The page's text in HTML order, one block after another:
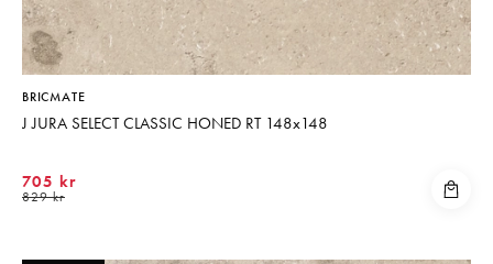
BRICMATE
J JURA SELECT CLASSIC HONED RT 148x148
705 kr
829 kr